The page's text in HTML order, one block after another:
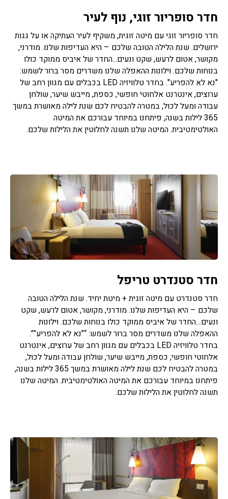
חדר סופריור זוגי, נוף לעיר
חדר סופריור זוגי עם מיטה זוגית, משקיף לעיר העתיקה או על גגות
ירושלים. שנת הלילה הטובה שלכם – היא העדיפות שלנו. מודרני,
מקושר, אטום לרעש, שקט ונעים...החדר של איביס ממוקד כולו
בנוחות שלכם. וילונות ההאפלה שלנו משדרים מסר ברור לשמש:
"נא לא להפריע". בחדר טלוויזיה LED בכבלים עם מגוון רחב של
ערוצים, אינטרנט אלחוטי חופשי, כספת, מייבש שיער, שולחן
עבודה ומעל לכול, במטרה להבטיח לכם שנת לילה מאושרת במשך
365 לילות בשנה, פיתחנו במיוחד עבורכם את המיטה
האולטימטיבית. המיטה שלנו תשנה לחלוטין את הלילות שלכם.
חדר סטנדרט טריפל
חדר סטנדרט עם מיטה זוגית + מיטת יחיד. שנת הלילה הטובה
שלכם – היא העדיפות שלנו. מודרני, מקושר, אטום לרעש, שקט
ונעים…החדר של איביס ממוקד כולו בנוחות שלכם. וילונות
ההאפלה שלנו משדרים מסר ברור לשמש: “”נא לא להפריע””.
בחדר טלוויזיה LED בכבלים עם מגוון רחב של ערוצים, אינטרנט
אלחוטי חופשי, כספת, מייבש שיער, שולחן עבודה ומעל לכול,
במטרה להבטיח לכם שנת לילה מאושרת במשך 365 לילות בשנה,
פיתחנו במיוחד עבורכם את המיטה האולטימטיבית. המיטה שלנו
תשנה לחלוטין את הלילות שלכם.